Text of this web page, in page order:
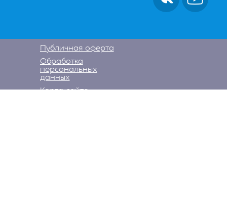
Публичная оферта
Обработка
персональных
данных
Карта сайта